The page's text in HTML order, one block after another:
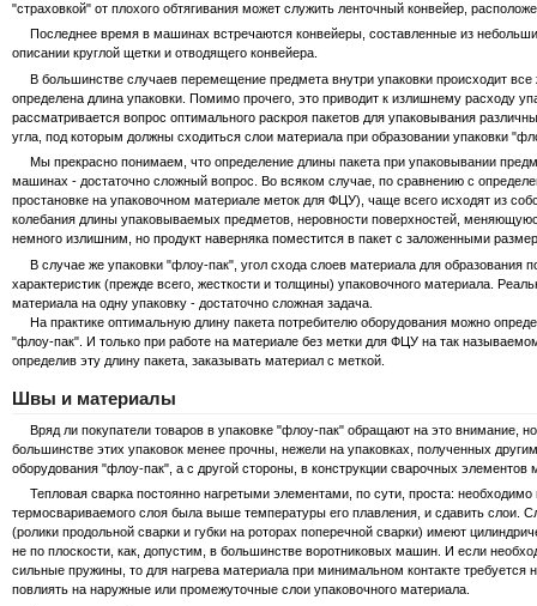
"страховкой" от плохого обтягивания может служить ленточный конвейер,
Последнее время в машинах встречаются конвейеры, составленные из
описании круглой щетки и отводящего конвейера.
В большинстве случаев перемещение предмета внутри упаковки происходит все
определена длина упаковки. Помимо прочего, это приводит к излишнему расходу
рассматривается вопрос оптимального раскроя пакетов для упаковывания
угла, под которым должны сходиться слои материала при образовании упаковки
Мы прекрасно понимаем, что определение длины пакета при упаковывании
машинах - достаточно сложный вопрос. Во всяком случае, по сравнению с
простановке на упаковочном материале меток для ФЦУ), чаще всего исходят из
колебания длины упаковываемых предметов, неровности поверхностей,
немного излишним, но продукт наверняка поместится в пакет с заложенными
В случае же упаковки "флоу-пак", угол схода слоев материала для образования
характеристик (прежде всего, жесткости и толщины) упаковочного материала.
материала на одну упаковку - достаточно сложная задача.
На практике оптимальную длину пакета потребителю оборудования можно
"флоу-пак". И только при работе на материале без метки для ФЦУ на так
определив эту длину пакета, заказывать материал с меткой.
Швы и материалы
Вряд ли покупатели товаров в упаковке "флоу-пак" обращают на это внимание,
большинстве этих упаковок менее прочны, нежели на упаковках, полученных
оборудования "флоу-пак", а с другой стороны, в конструкции сварочных элементов
Тепловая сварка постоянно нагретыми элементами, по сути, проста:
термосвариваемого слоя была выше температуры его плавления, и сдавить
(ролики продольной сварки и губки на роторах поперечной сварки) имеют
не по плоскости, как, допустим, в большинстве воротниковых машин. И если
сильные пружины, то для нагрева материала при минимальном контакте
повлиять на наружные или промежуточные слои упаковочного материала.